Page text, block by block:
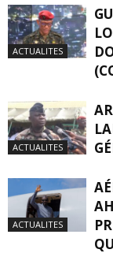
ACTUALITES
ACTUALITES
ACTUALITES